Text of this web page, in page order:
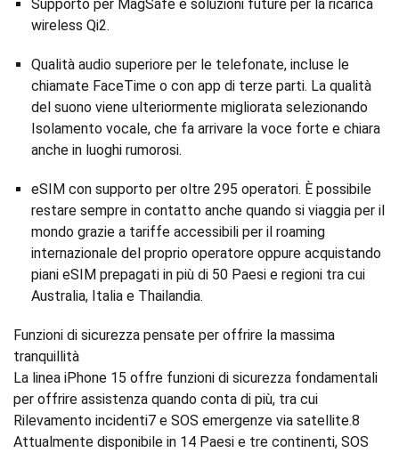
Supporto per MagSafe e soluzioni future per la ricarica
wireless Qi2.
Qualità audio superiore per le telefonate, incluse le
chiamate FaceTime o con app di terze parti. La qualità
del suono viene ulteriormente migliorata selezionando
Isolamento vocale, che fa arrivare la voce forte e chiara
anche in luoghi rumorosi.
eSIM con supporto per oltre 295 operatori. È possibile
restare sempre in contatto anche quando si viaggia per il
mondo grazie a tariffe accessibili per il roaming
internazionale del proprio operatore oppure acquistando
piani eSIM prepagati in più di 50 Paesi e regioni tra cui
Australia, Italia e Thailandia.
Funzioni di sicurezza pensate per offrire la massima
tranquillità
La linea iPhone 15 offre funzioni di sicurezza fondamentali
per offrire assistenza quando conta di più, tra cui
Rilevamento incidenti7 e SOS emergenze via satellite.8
Attualmente disponibile in 14 Paesi e tre continenti, SOS